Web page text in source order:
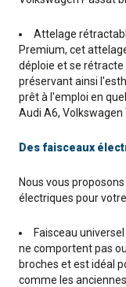
Attelage
Premium, cet
déploie et se
préservant ainsi
prêt à l'emploi en
Audi A6, Volkswagen
Des faisceaux
Nous vous
électriques pour
Faisceau
ne comportent pas
broches et est idéal
comme les